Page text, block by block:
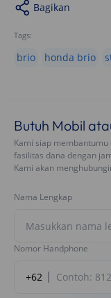
Bagikan
Tags:
brio honda brio
Butuh Mobil
Kami siap
fasilitas dana dengan
Kami akan
Nama Lengkap
Nomor Handphone
+62